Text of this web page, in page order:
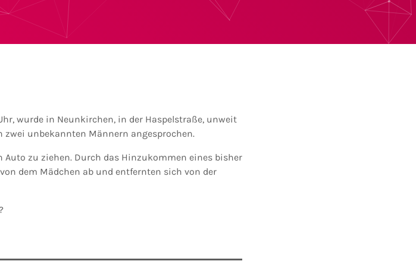
wurde in Neunkirchen, in der Haspelstraße, unweit
zwei unbekannten Männern angesprochen.
zu ziehen. Durch das Hinzukommen eines bisher
dem Mädchen ab und entfernten sich von der